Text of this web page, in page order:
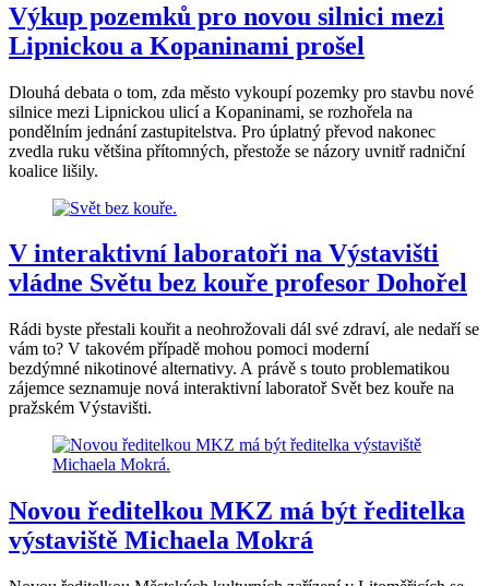
Výkup pozemků pro novou silnici mezi
Lipnickou a Kopaninami prošel
Dlouhá debata o tom, zda město vykoupí pozemky pro stavbu nové
silnice mezi Lipnickou ulicí a Kopaninami, se rozhořela na
pondělním jednání zastupitelstva. Pro úplatný převod nakonec
zvedla ruku většina přítomných, přestože se názory uvnitř radniční
koalice lišily.
V interaktivní laboratoři na Výstavišti
vládne Světu bez kouře profesor Dohořel
Rádi byste přestali kouřit a neohrožovali dál své zdraví, ale nedaří se
vám to? V takovém případě mohou pomoci moderní
bezdýmné nikotinové alternativy. A právě s touto problematikou
zájemce seznamuje nová interaktivní laboratoř Svět bez kouře na
pražském Výstavišti.
Novou ředitelkou MKZ má být ředitelka
výstaviště Michaela Mokrá